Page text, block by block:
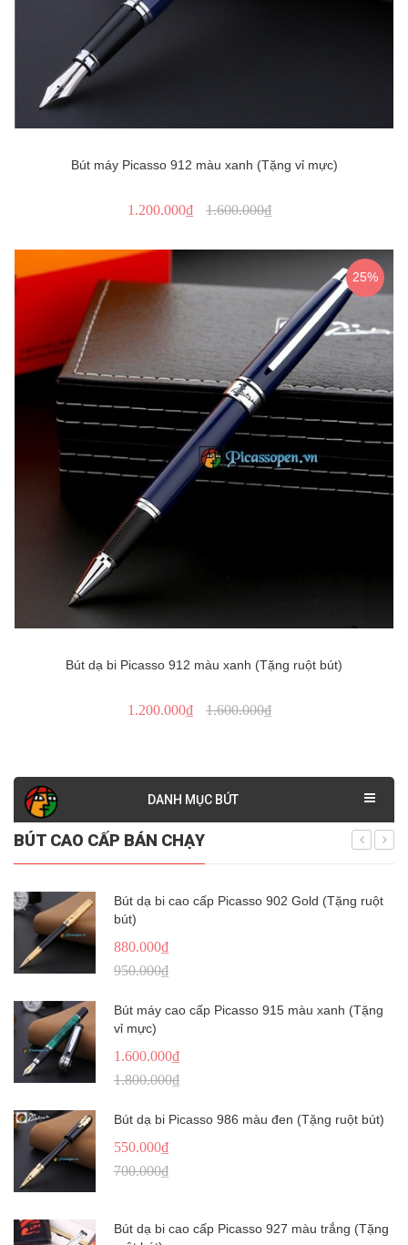
Bút máy Picasso 912 màu xanh (Tặng vỉ mực)
1.200.000₫ 1.600.000₫
Bút dạ bi Picasso 912 màu xanh (Tặng ruột bút)
25%
1.200.000₫ 1.600.000₫
DANH MỤC BÚT
BÚT CAO CẤP BÁN CHẠY
Bút dạ bi cao cấp Picasso 902 Gold (Tặng ruột
bút)
880.000₫
950.000₫
Bút máy cao cấp Picasso 915 màu xanh (Tặng
vỉ mực)
1.600.000₫
1.800.000₫
Bút dạ bi Picasso 986 màu đen (Tặng ruột bút)
550.000₫
700.000₫
Bút dạ bi cao cấp Picasso 927 màu trắng (Tặng